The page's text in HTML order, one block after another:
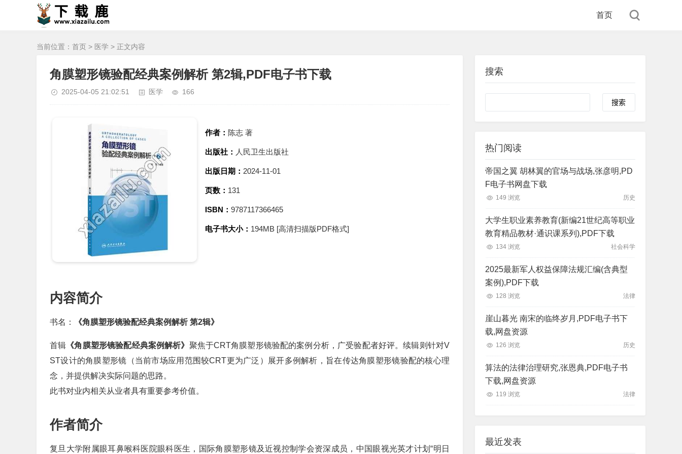
首页
当前位置： 首页 > 医学 > 正文内容
角膜塑形镜验配经典案例解析 第2辑,PDF电子书下载
2025-04-05 21:02:51 医学 166
作者： 陈志 著
出版社： 人民卫生出版社
出版日期： 2024-11-01
页数： 131
ISBN： 9787117366465
电子书大小： 194MB [高清扫描版PDF格式]
内容简介
书名： 《角膜塑形镜验配经典案例解析 第2辑》
首辑 《角膜塑形镜验配经典案例解析》 聚焦于CRT角膜塑形镜验配的案例分析，广受验配者好评。续辑则针对V
ST设计的角膜塑形镜（当前市场应用范围较CRT更为广泛）展开多例解析，旨在传达角膜塑形镜验配的核心理
念，并提供解决实际问题的思路。
此书对业内相关从业者具有重要参考价值。
作者简介
复旦大学附属眼耳鼻喉科医院眼科医生，国际角膜塑形镜及近视控制学会资深成员，中国眼视光英才计划“明日
搜索
Search
热门阅读
帝国之翼 胡林翼的官场与战场,张彦明,PD
F电子书网盘下载
149 浏览 历史
大学生职业素养教育(新编21世纪高等职业
教育精品教材·通识课系列),PDF下载
134 浏览 社会科学
2025最新军人权益保障法规汇编(含典型
案例),PDF下载
128 浏览 法律
崖山暮光 南宋的临终岁月,PDF电子书下
载,网盘资源
126 浏览 历史
算法的法律治理研究,张恩典,PDF电子书
下载,网盘资源
119 浏览 法律
最近发表